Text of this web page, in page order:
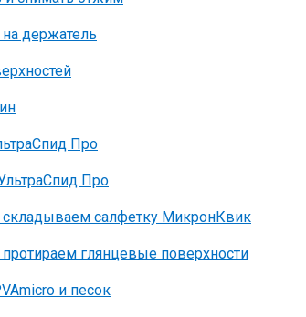
держатель
Про
Про
салфетку МикронКвик
глянцевые поверхности
и песок